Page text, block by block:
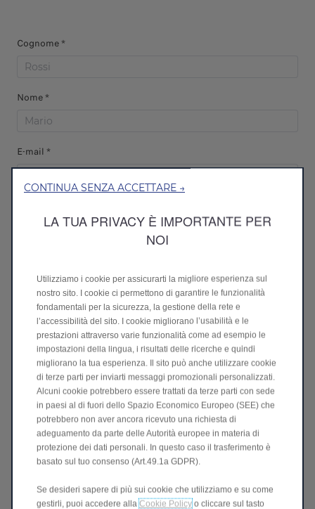
Cognome *
Nome *
E-mail *
Trova il tuo concessionario *
Consenso
Dopo aver letto e compreso la presente Informativa sulla privacy,
acconsento al trattamento dei miei dati per i seguenti fini:
Sali a bordo con noi!
Accetto
CONTINUA SENZA ACCETTARE →
LA TUA PRIVACY È IMPORTANTE PER
NOI
Utilizziamo i cookie per assicurarti la migliore esperienza sul
nostro sito. I cookie ci permettono di garantire le funzionalità
fondamentali per la sicurezza, la gestione della rete e
l’accessibilità del sito. I cookie migliorano l’usabilità e le
prestazioni attraverso varie funzionalità come ad esempio le
impostazioni della lingua, i risultati delle ricerche e quindi
migliorano la tua esperienza. Il sito può anche utilizzare cookie
di terze parti per inviarti messaggi promozionali personalizzati.
Alcuni cookie potrebbero essere trattati da terze parti con sede
in paesi al di fuori dello Spazio Economico Europeo (SEE) che
potrebbero non aver ancora ricevuto una richiesta di
adeguamento da parte delle Autorità europee in materia di
protezione dei dati personali. In questo caso il trasferimento è
basato sul tuo consenso (Art.49.1a GDPR).
Se desideri sapere di più sui cookie che utilizziamo e su come
gestirli, puoi accedere alla Cookie Policy o cliccare sul tasto